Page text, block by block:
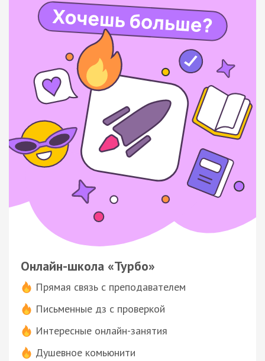
Онлайн-школа «Турбо»
Прямая связь с преподавателем
Письменные дз с проверкой
Интересные онлайн-занятия
Душевное комьюнити